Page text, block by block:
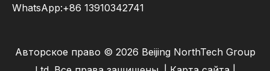
WhatsApp:+86 13910342741
Авторское право © 2026 Beijing NorthTech Group